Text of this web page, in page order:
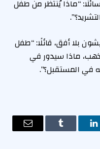
“ماذا يُنتظر من طفل
بلا أفق، قائلًا: “طفل
ماذا سيدور في
في المستقبل؟”.
لينكدإن Tumblr
البريد